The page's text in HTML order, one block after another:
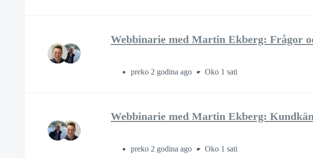
Webbinarie med Martin Ekberg: Frågor
preko 2 godina ago Oko 1 sati
Webbinarie med Martin Ekberg:
preko 2 godina ago Oko 1 sati